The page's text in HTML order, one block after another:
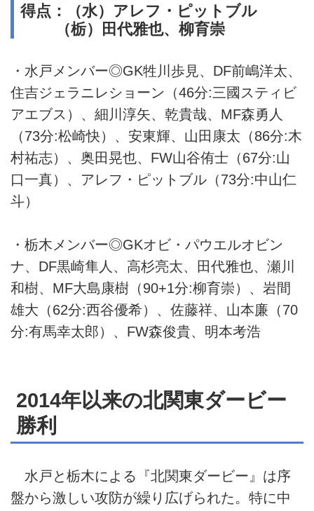
得点：（水）アレフ・ピットブル
（栃）田代雅也、柳育崇
・水戸メンバー◎GK牲川歩見、DF前嶋洋太、
住吉ジェラニレショーン（46分:三國スティビ
アエブス）、細川淳矢、乾貴哉、MF森勇人
（73分:松崎快）、安東輝、山田康太（86分:木
村祐志）、奥田晃也、FW山谷侑士（67分:山
口一真）、アレフ・ピットブル（73分:中山仁
斗）
・栃木メンバー◎GKオビ・パウエルオビン
ナ、DF黒崎隼人、高杉亮太、田代雅也、瀬川
和樹、MF大島康樹（90+1分:柳育崇）、岩間
雄大（62分:西谷優希）、佐藤祥、山本廉（70
分:有馬幸太郎）、FW森俊貴、明本考浩
2014年以来の北関東ダービー
勝利
水戸と栃木による『北関東ダービー』は序
盤から激しい攻防が繰り広げられた。特に中